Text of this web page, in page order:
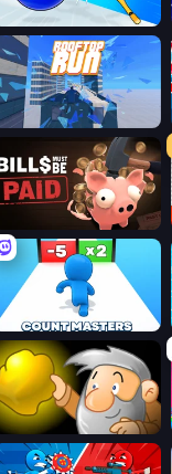
Playground Man! Ragdoll Show!
Rooftop Run
Bills Must Be Paid
Gold Miner